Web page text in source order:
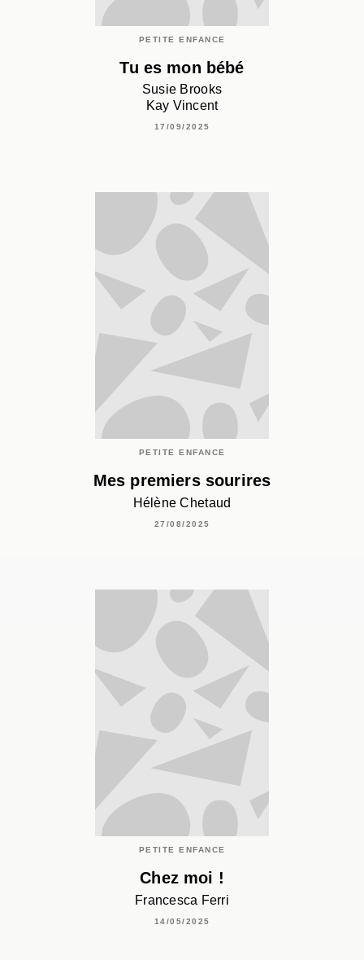
PETITE ENFANCE
Tu es mon bébé
Susie Brooks
Kay Vincent
17/09/2025
PETITE ENFANCE
Mes premiers sourires
Hélène Chetaud
27/08/2025
PETITE ENFANCE
Chez moi !
Francesca Ferri
14/05/2025